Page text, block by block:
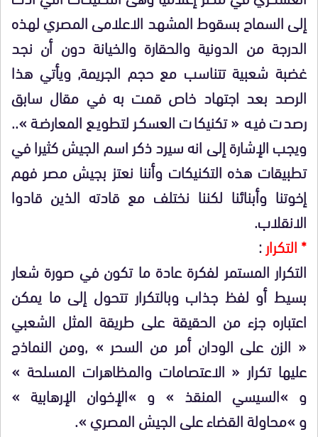
إلى السماح بسقوط المشهد الاعلامى المصري لهذه
الدرجة من الدونية والحقارة والخيانة دون أن نجد
غضبة شعبية تتناسب مع حجم الجريمة, ويأتي هذا
الرصد بعد اجتهاد خاص قمت به في مقال سابق
رصدت فيه « تكنيكات العسكر لتطويع المعارضة »..
ويجب الإشارة إلى انه سيرد ذكر اسم الجيش كثيرا في
تطبيقات هذه التكنيكات وأننا نعتز بجيش مصر فهم
إخوتنا وأبنائنا لكننا نختلف مع قادته الذين قادوا
الانقلاب.
* التكرار:
التكرار المستمر لفكرة عادة ما تكون في صورة شعار
بسيط أو لفظ جذاب وبالتكرار تتحول إلى ما يمكن
اعتباره جزء من الحقيقة على طريقة المثل الشعبي
« الزن على الودان أمر من السحر » ,ومن النماذج
عليها تكرار « الاعتصامات والمظاهرات المسلحة »
و »السيسي المنقذ » و »الإخوان الإرهابية »
و »محاولة القضاء على الجيش المصري ».